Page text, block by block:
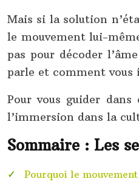
Mais si la solution
le mouvement lui-
pas pour décoder
parle et comment vous
Pour vous guider
l’immersion dans la
Sommaire : Les
Pourquoi le